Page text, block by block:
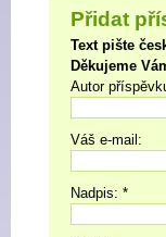
Přidat
Text pište
Děkujeme
Autor
Váš e-mail:
Nadpis: *